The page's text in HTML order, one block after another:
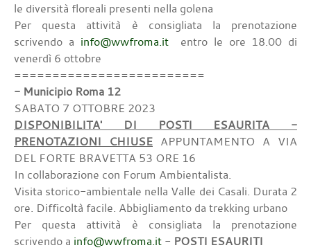
le diversità floreali presenti nella golena
Per questa attività è consigliata la prenotazione
scrivendo a info@wwfroma.itentro le ore 18.00 di
venerdì 6 ottobre
=========================
- Municipio Roma 12
SABATO 7 OTTOBRE 2023
DISPONIBILITA' DI POSTI ESAURITA -
PRENOTAZIONI CHIUSE APPUNTAMENTO A VIA
DEL FORTE BRAVETTA 53 ORE 16
In collaborazione con Forum Ambientalista.
Visita storico-ambientale nella Valle dei Casali. Durata 2
ore. Difficoltà facile. Abbigliamento da trekking urbano
Per questa attività è consigliata la prenotazione
scrivendo a info@wwfroma.it - POSTI ESAURITI